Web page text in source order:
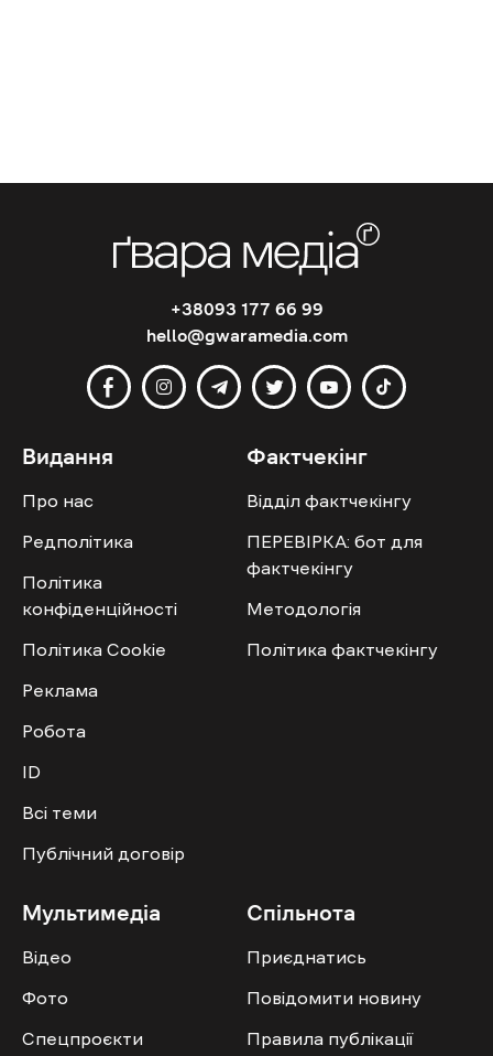
+38093 177 66 99
hello@gwaramedia.com
Видання
Про нас
Редполітика
Політика
конфіденційності
Політика Cookie
Реклама
Робота
ID
Всі теми
Публічний договір
Фактчекінг
Відділ фактчекінгу
ПЕРЕВІРКА: бот для
фактчекінгу
Методологія
Політика фактчекінгу
Мультимедіа
Відео
Фото
Спецпроєкти
Спільнота
Приєднатись
Повідомити новину
Правила публікації